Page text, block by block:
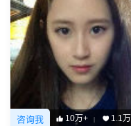
咨询我 10万+ | 1.1万